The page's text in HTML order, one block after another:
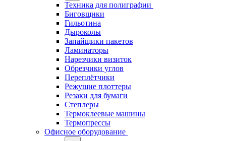
Техника для полиграфии
Биговщики
Гильотина
Дыроколы
Запайщики пакетов
Ламинаторы
Нарезчики визиток
Обрезчики углов
Переплётчики
Режущие плоттеры
Резаки для бумаги
Степлеры
Термоклеевые машины
Термопрессы
Офисное оборудование